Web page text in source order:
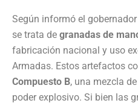
Según informó el
se trata de granadas de
fabricación nacional y uso
Armadas. Estos artefactos
Compuesto B, una mezcla
poder explosivo. Si bien las